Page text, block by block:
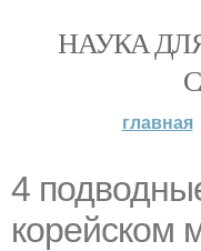
НАУКА
главная
4
корейском